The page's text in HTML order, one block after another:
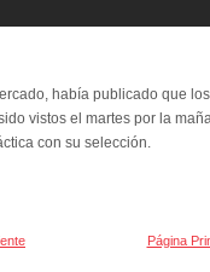
había publicado que
vistos el martes por la
con su selección.
Página